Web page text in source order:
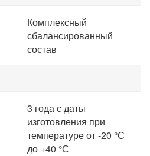
Комплексный
сбалансированный
состав
3 года с даты
изготовления при
температуре от -20 °С
до +40 °С